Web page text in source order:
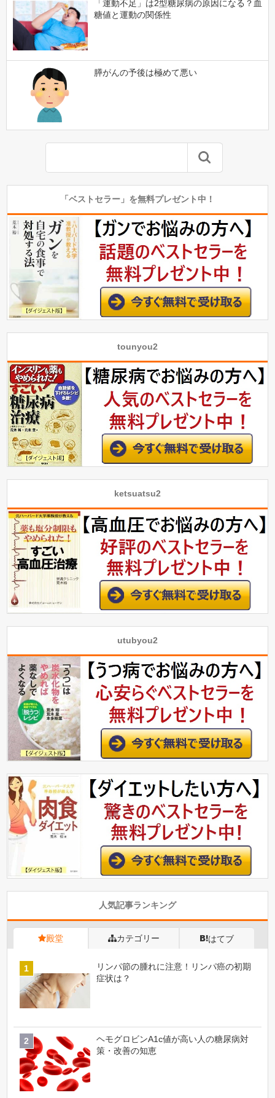
「運動不足」は2型糖尿病の原因になる？血
糖値と運動の関係性
膵がんの予後は極めて悪い
「ベストセラー」を無料プレゼント中！
tounyou2
ketsuatsu2
utubyou2
人気記事ランキング
殿堂 カテゴリー はてブ
リンパ節の腫れに注意！リンパ癌の初期
症状は？
ヘモグロビンA1c値が高い人の糖尿病対
策・改善の知恵